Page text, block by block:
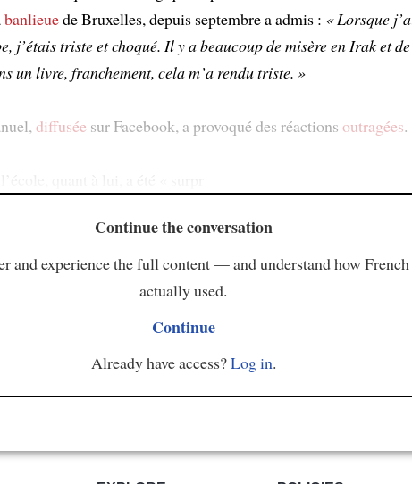
banlieuede Bruxelles, depuis septembre a admis : « Lorsque
j’étais triste et choqué. Il y a beaucoup de misère en Irak et
un livre, franchement, cela m’a rendu triste. »
diffusée sur Facebook, a provoqué des réactions outragées.
Continue the conversation
and experience the full content — and understand how
actually used.
Continue
Already have access?Log in.